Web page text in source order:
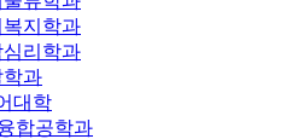
지학과
리학과
학과
대학
합공학과